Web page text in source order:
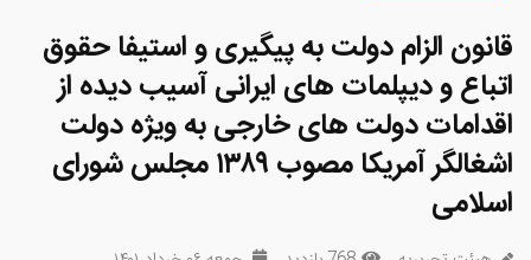
قانون الزام دولت به پیگیری و استیفا حقوق
اتباع و دیپلمات های ایرانی آسیب دیده از
اقدامات دولت های خارجی به ویژه دولت
اشغالگر آمریکا مصوب ۱۳۸۹ مجلس شورای
اسلامی